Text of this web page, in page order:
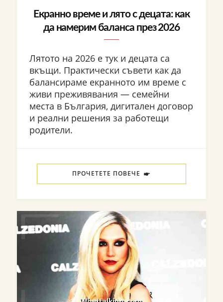
Екранно време и лято с децата: как
да намерим баланса през 2026
Лятото на 2026 е тук и децата са
вкъщи. Практически съвети как да
балансираме екранното им време с
живи преживявания — семейни
места в България, дигитален договор
и реални решения за работещи
родители.
ПРОЧЕТЕТЕ ПОВЕЧЕ